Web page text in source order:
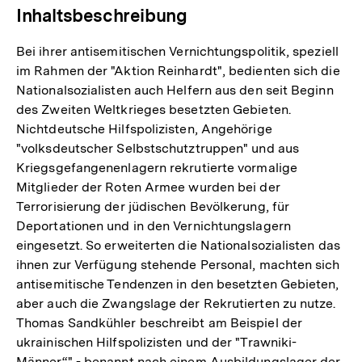
Inhaltsbeschreibung
Bei ihrer antisemitischen Vernichtungspolitik, speziell
im Rahmen der "Aktion Reinhardt", bedienten sich die
Nationalsozialisten auch Helfern aus den seit Beginn
des Zweiten Weltkrieges besetzten Gebieten.
Nichtdeutsche Hilfspolizisten, Angehörige
"volksdeutscher Selbstschutztruppen" und aus
Kriegsgefangenenlagern rekrutierte vormalige
Mitglieder der Roten Armee wurden bei der
Terrorisierung der jüdischen Bevölkerung, für
Deportationen und in den Vernichtungslagern
eingesetzt. So erweiterten die Nationalsozialisten das
ihnen zur Verfügung stehende Personal, machten sich
antisemitische Tendenzen in den besetzten Gebieten,
aber auch die Zwangslage der Rekrutierten zu nutze.
Thomas Sandkühler beschreibt am Beispiel der
ukrainischen Hilfspolizisten und der "Trawniki-